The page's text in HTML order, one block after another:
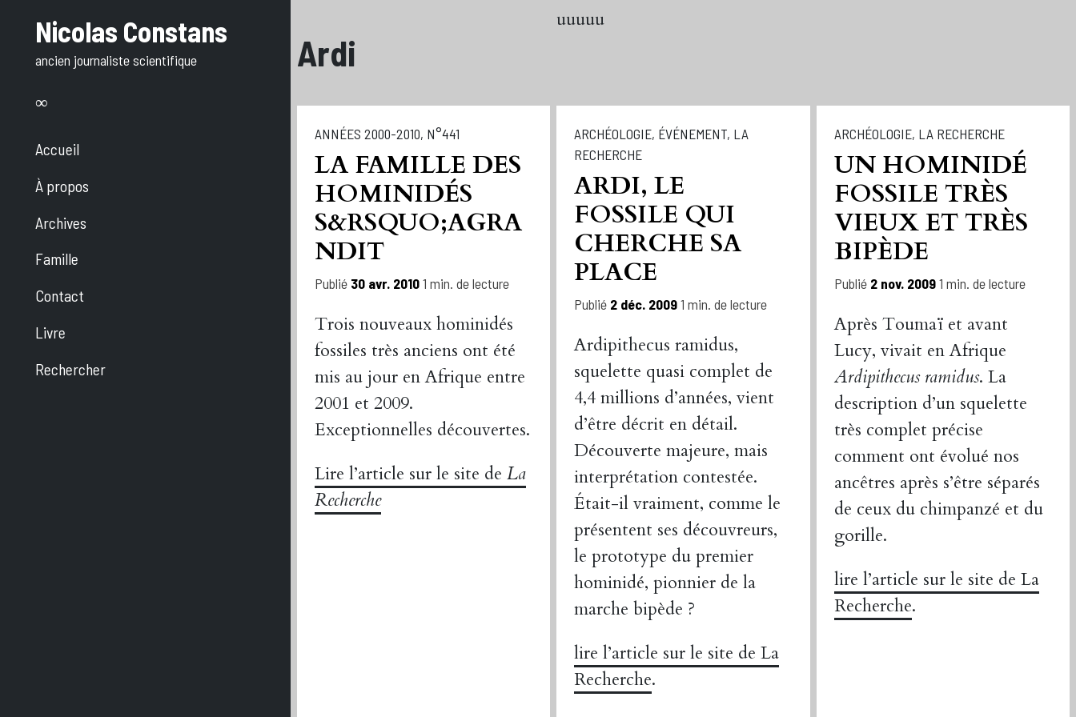
texte
Nicolas Constans
ancien journaliste scientifique
Accueil
À propos
Archives
Famille
Contact
Livre
Rechercher
Ardi
uuuuu
ANNÉES 2000-2010, N°441
LA FAMILLE DES
HOMINIDÉS
S&RSQUO;AGRA
NDIT
Publié 30 avr. 20101 min. de lecture
Trois nouveaux hominidés
fossiles très anciens ont été
mis au jour en Afrique entre
2001 et 2009.
Exceptionnelles découvertes.
Lire l’article sur le site de La
Recherche
ARCHÉOLOGIE, ÉVÉNEMENT, LA
RECHERCHE
ARDI, LE
FOSSILE QUI
CHERCHE SA
PLACE
Publié 2 déc. 20091 min. de lecture
Ardipithecus ramidus,
squelette quasi complet de
4,4 millions d’années, vient
d’être décrit en détail.
Découverte majeure, mais
interprétation contestée.
Était-il vraiment, comme le
présentent ses découvreurs,
le prototype du premier
hominidé, pionnier de la
marche bipède ?
lire l’article sur le site de La
Recherche.
ARCHÉOLOGIE, LA RECHERCHE
UN HOMINIDÉ
FOSSILE TRÈS
VIEUX ET TRÈS
BIPÈDE
Publié 2 nov. 20091 min. de lecture
Après Toumaï et avant
Lucy, vivait en Afrique
Ardipithecus ramidus. La
description d’un squelette
très complet précise
comment ont évolué nos
ancêtres après s’être séparés
de ceux du chimpanzé et du
gorille.
lire l’article sur le site de La
Recherche.